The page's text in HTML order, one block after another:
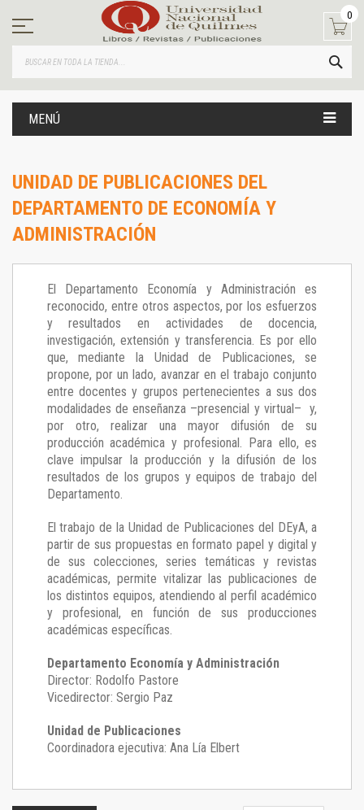
contenido
0
MENÚ
UNIDAD DE PUBLICACIONES DEL
DEPARTAMENTO DE ECONOMÍA Y
ADMINISTRACIÓN
El Departamento Economía y Administración es
reconocido, entre otros aspectos, por los esfuerzos
y resultados en actividades de docencia,
investigación, extensión y transferencia. Es por ello
que, mediante la Unidad de Publicaciones, se
propone, por un lado, avanzar en el trabajo conjunto
entre docentes y grupos pertenecientes a sus dos
modalidades de enseñanza –presencial y virtual– y,
por otro, realizar una mayor difusión de su
producción académica y profesional. Para ello, es
clave impulsar la producción y la difusión de los
resultados de los grupos y equipos de trabajo del
Departamento.
El trabajo de la Unidad de Publicaciones del DEyA, a
partir de sus propuestas en formato papel y digital y
de sus colecciones, series temáticas y revistas
académicas, permite vitalizar las publicaciones de
los distintos equipos, atendiendo al perfil académico
y profesional, en función de sus producciones
académicas específicas.
Departamento Economía y Administración
Director: Rodolfo Pastore
Vicedirector: Sergio Paz
Unidad de Publicaciones
Coordinadora ejecutiva: Ana Lía Elbert